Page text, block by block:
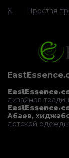
6. Простая
дизайнов
Абаев,
детской одежды